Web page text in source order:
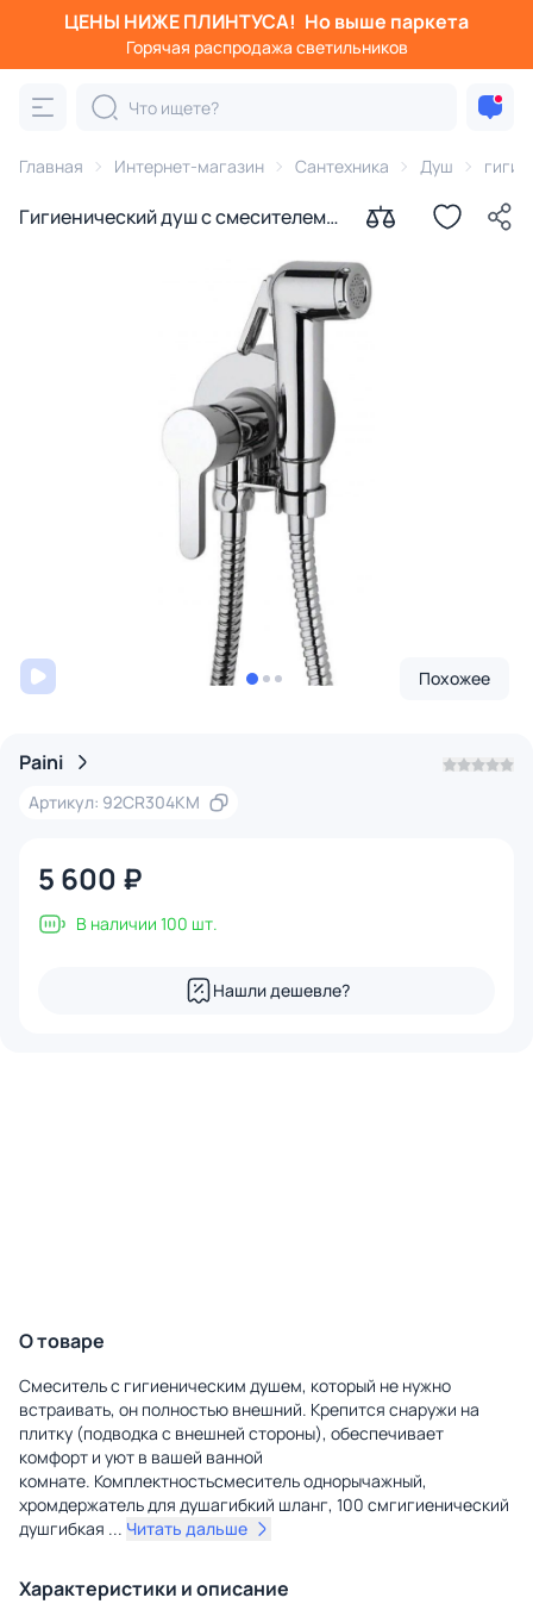
ЦЕНЫ НИЖЕ ПЛИНТУСА! Но выше паркета
Горячая распродажа светильников
Главная Интернет-магазин Сантехника Душ
Гигиенический душ с смесителем
Похожее
Paini
Артикул: 92CR304KM
5 600 ₽
В наличии 100 шт.
Нашли дешевле?
О товаре
Смеситель с гигиеническим душем, который не нужно
встраивать, он полностью внешний. Крепится снаружи на
плитку (подводка с внешней стороны), обеспечивает
комфорт и уют в вашей ванной
комнате. Комплектностьсмеситель однорычажный,
хромдержатель для душагибкий шланг, 100 смгигиенический
душгибкая ... Читать дальше
Характеристики и описание